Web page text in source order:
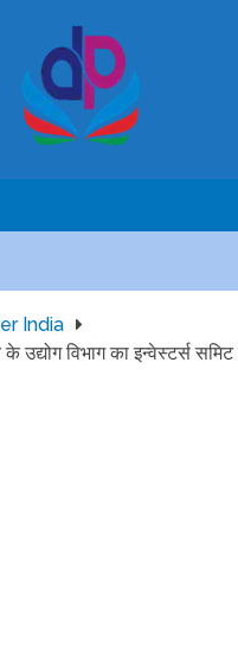
India
उद्योग विभाग का इन्वेस्टर्स